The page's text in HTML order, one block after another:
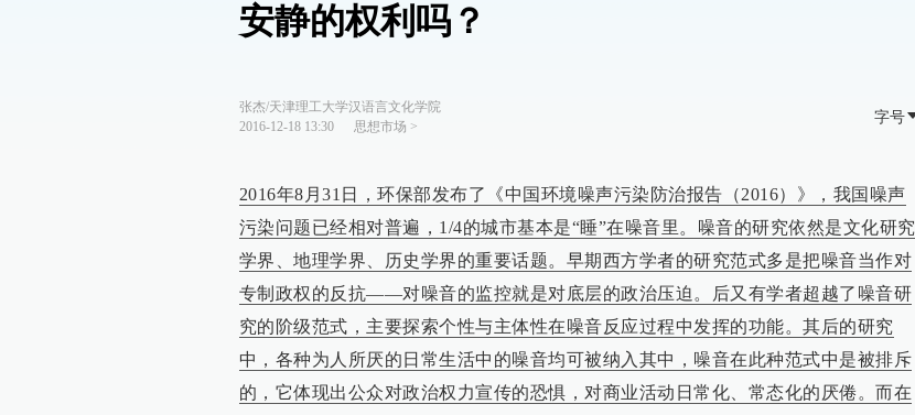
安静的权利吗？
张杰/天津理工大学汉语言文化学院
2016-12-18 13:30
思想市场 >
字号
2016年8月31日，环保部发布了《中国环境噪声污染防治报告（2016）》，我国噪声
污染问题已经相对普遍 ，1/4的城市基本是“睡”在噪音里。 噪音的研究依然是文化研究
学界、地理学界、历史学界的重要话题。早期西方学者的研究范式多是把噪音当作对
专制政权的反抗——对噪音的监控就是对底层的政治压迫。后又有学者超越了噪音研
究的阶级范式，主要探索个性与主体性在噪音反应过程中发挥的功能。其后的研究
中，各种为人所厌的日常生活中的噪音均可被纳入其中，噪音在此种范式中是被排斥
的，它体现出公众对政治权力宣传的恐惧，对商业活动日常化、常态化的厌倦。 而在